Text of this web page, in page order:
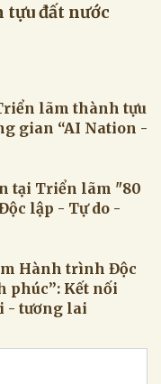
tựu đất nước
lãm thành tựu
gian “AI Nation -
tại Triển lãm "80
lập - Tự do -
Hành trình Độc
phúc”: Kết nối
- tương lai